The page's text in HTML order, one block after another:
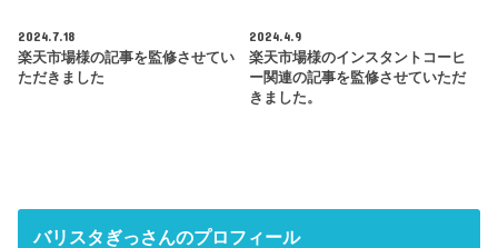
2024.7.18
楽天市場様の記事を監修させてい
ただきました
2024.4.9
楽天市場様のインスタントコーヒ
ー関連の記事を監修させていただ
きました。
バリスタぎっさんのプロフィール